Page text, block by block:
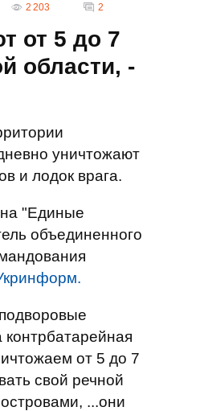
2 203 2
от 5 до 7
области, -
уничтожают
и лодок врага.
"Единые
объединенного
от 5 до 7
свой речной
...они